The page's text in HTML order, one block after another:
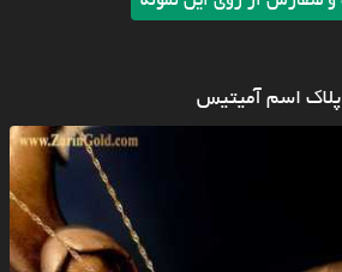
پلاک اسم آمیتیس